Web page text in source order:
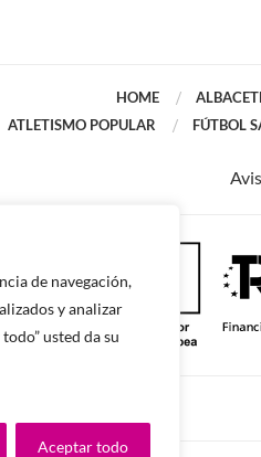
de navegación,
y analizar
usted da su
Aceptar todo
HOME
ATLETISMO POPULAR
FÚTBOL